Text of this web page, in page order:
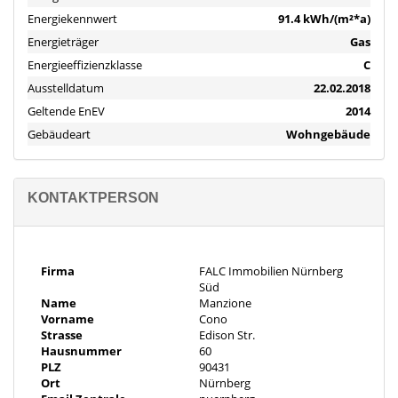
Räumlichkeiten: 2 gut geschnittene, helle Zimmer mit
Bodenbeläge: Wohnbereich mit modernem, pflegeleichtem
Laminatboden
Badezimmer: Zeitlos gefliest, mit Dusche, Waschbecken und WC
Wohnung
Investment-Paket: 1-Zimmer-Wohnung (frei) + 2-Zimmer-
Wohnung (vermietet) – attraktives Doppelangebot für Anleger
Beschreibung – Zwei Wohnungen, ein starkes Investment
Zum Verkauf steht ein attraktives Immobilienpaket, bestehend
aus einer freien 1-Zimmer-Wohnung mit Balkon sowie einer
vermieteten 2-Zimmer-Wohnung ebenfalls mit Balkon. Beide
Energiekennwert
91.4 kWh/(m²*a)
Energieträger
Gas
Energieeffizienzklasse
C
Ausstelldatum
22.02.2018
Geltende EnEV
2014
Gebäudeart
Wohngebäude
KONTAKTPERSON
Firma
FALC Immobilien Nürnberg
Süd
Name
Manzione
Vorname
Cono
Strasse
Edison Str.
Hausnummer
60
PLZ
90431
Ort
Nürnberg